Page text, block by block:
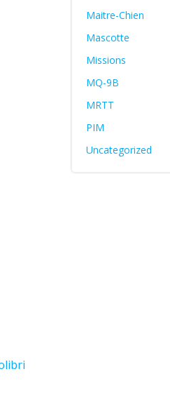
Maitre-Chien
Mascotte
Missions
MQ-9B
MRTT
PIM
Uncategorized